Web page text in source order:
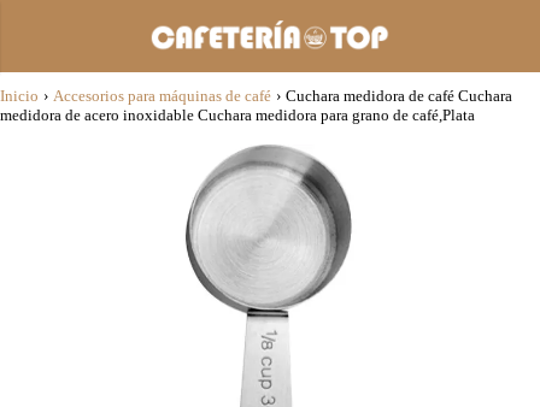
Inicio › Accesorios para máquinas de café › Cuchara medidora de café Cuchara
medidora de acero inoxidable Cuchara medidora para grano de café,Plata